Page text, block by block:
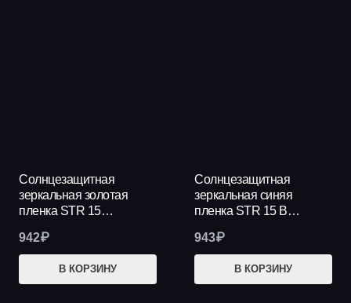
Солнцезащитная
зеркальная золотая
пленка STR 15…
942₽
В КОРЗИНУ
Солнцезащитная
зеркальная синяя
пленка STR 15 B…
943₽
В КОРЗИНУ